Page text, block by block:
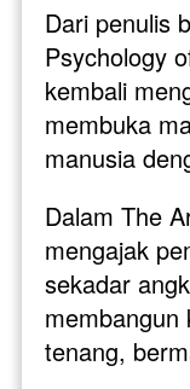
Dari penulis
Psychology
kembali
membuka
manusia
Dalam The
mengajak
sekadar
membangun
tenang,